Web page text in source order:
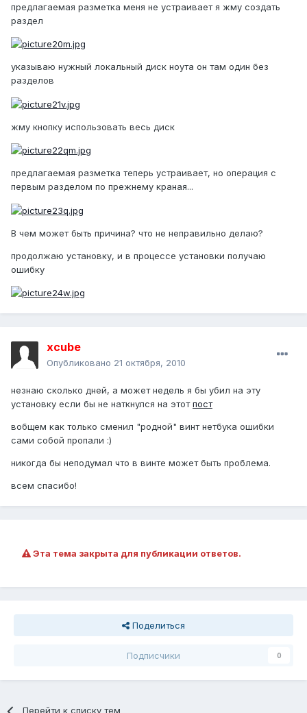
предлагаемая разметка меня не устраивает я жму создать
раздел
указываю нужный локальный диск ноута он там один без
разделов
жму кнопку использовать весь диск
предлагаемая разметка теперь устраивает, но операция с
первым разделом по прежнему краная...
В чем может быть причина? что не неправильно делаю?
продолжаю установку, и в процессе установки получаю
ошибку
xcube
Опубликовано 21 октября, 2010
незнаю сколько дней, а может недель я бы убил на эту
установку если бы не наткнулся на этотпост
вобщем как только сменил "родной" винт нетбука ошибки
сами собой пропали :)
никогда бы неподумал что в винте может быть проблема.
всем спасибо!
Эта тема закрыта для публикации ответов.
Поделиться
Подписчики 0
Перейти к списку тем